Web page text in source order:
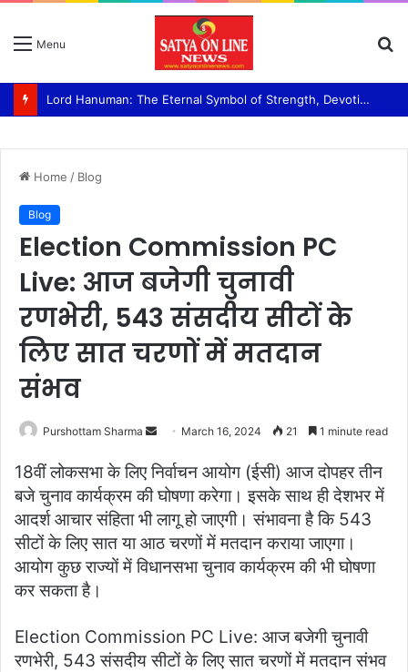
Menu
Lord Hanuman: The Eternal Symbol of Strength, Devotion, and Selfless Service Swami Ram Bhajan Van panchayati akhada Shri niranjani
Home / Blog
Blog
Election Commission PC
Live: आज बजेगी चुनावी
रणभेरी, 543 संसदीय सीटों के
लिए सात चरणों में मतदान
संभव
Purshottam Sharma
n
d
a
n
e
l
March 16, 2024 21 1 minute read
18वीं लोकसभा के लिए निर्वाचन आयोग (ईसी) आज दोपहर तीन
बजे चुनाव कार्यक्रम की घोषणा करेगा। इसके साथ ही देशभर में
आदर्श आचार संहिता भी लागू हो जाएगी। संभावना है कि 543
सीटों के लिए सात या आठ चरणों में मतदान कराया जाएगा।
आयोग कुछ राज्यों में विधानसभा चुनाव कार्यक्रम की भी घोषणा
कर सकता है।
Election Commission PC Live: आज बजेगी चुनावी
रणभेरी, 543 संसदीय सीटों के लिए सात चरणों में मतदान संभव